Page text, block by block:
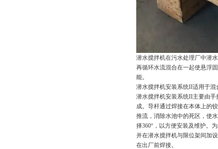
潜水搅拌机在污水处理厂中潜
再循环水流混合在一起使悬浮
能。
潜水搅拌机安装系统II适用于混
潜水搅拌机安装系统II主要由
成。导杆通过焊接在本体上的
推流，消除水池中的死区，使
择360°，以方便安装及维护。
并在潜水搅拌机与限位架间加
在出厂前焊接。